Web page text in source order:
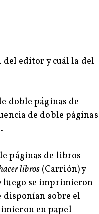
del editor y cuál la del
doble páginas de
de doble páginas
páginas de libros
libros(Carrión) y
luego se imprimieron
disponían sobre el
en papel